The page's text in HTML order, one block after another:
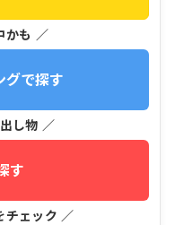
かも ／
で探す
し物 ／
す
チェック ／